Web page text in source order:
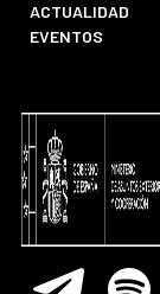
ACTUALIDAD
EVENTOS
TelegramSpotify